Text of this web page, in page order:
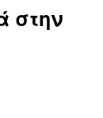
στην